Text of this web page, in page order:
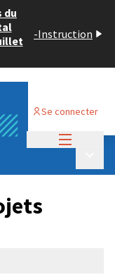
du
-Instruction
Se connecter